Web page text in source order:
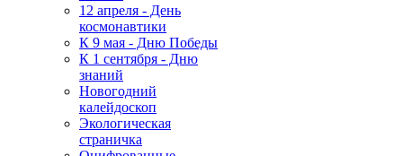
12 апреля - День
космонавтики
К 9 мая - Дню Победы
К 1 сентября - Дню
знаний
Новогодний
калейдоскоп
Экологическая
страничка